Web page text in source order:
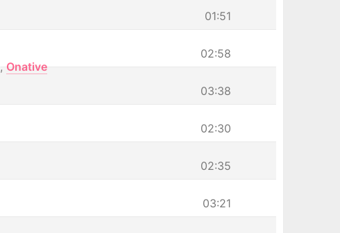
01:51
02:58
, Onative
03:38
02:30
02:35
03:21